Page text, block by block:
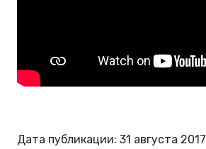
Дата публикации: 31 августа 2017